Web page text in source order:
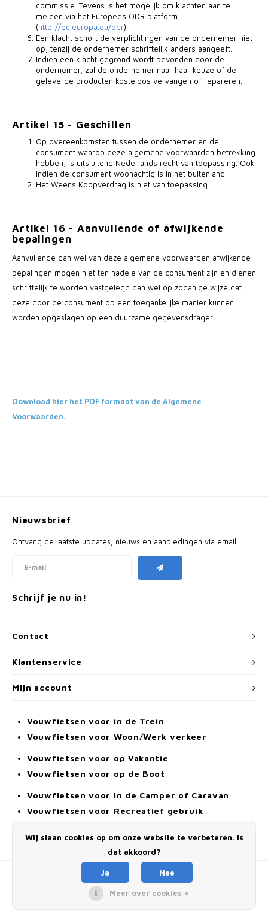
commissie. Tevens is het mogelijk om klachten aan te
melden via het Europees ODR platform
(http://ec.europa.eu/odr).
Een klacht schort de verplichtingen van de ondernemer niet
op, tenzij de ondernemer schriftelijk anders aangeeft.
Indien een klacht gegrond wordt bevonden door de
ondernemer, zal de ondernemer naar haar keuze of de
geleverde producten kosteloos vervangen of repareren.
Artikel 15 - Geschillen
Op overeenkomsten tussen de ondernemer en de
consument waarop deze algemene voorwaarden betrekking
hebben, is uitsluitend Nederlands recht van toepassing. Ook
indien de consument woonachtig is in het buitenland.
Het Weens Koopverdrag is niet van toepassing.
Artikel 16 - Aanvullende of afwijkende
bepalingen
Aanvullende dan wel van deze algemene voorwaarden afwijkende
bepalingen mogen niet ten nadele van de consument zijn en dienen
schriftelijk te worden vastgelegd dan wel op zodanige wijze dat
deze door de consument op een toegankelijke manier kunnen
worden opgeslagen op een duurzame gegevensdrager.
Download hier het PDF formaat van de Algemene
Voorwaarden.
Contact
Nieuwsbrief
Ontvang de laatste updates, nieuws en aanbiedingen via email
Schrijf je nu in!
Klantenservice
Mijn account
Vouwfietsen voor in de Trein
Vouwfietsen voor Woon/Werk verkeer
Vouwfietsen voor op Vakantie
Vouwfietsen voor op de Boot
Vouwfietsen voor in de Camper of Caravan
Vouwfietsen voor Recreatief gebruik
© Copyright 2026 Dahon-Vouwfietsen.nl - Powered by Lightspeed
Wij slaan cookies op om onze website te verbeteren. Is
dat akkoord?
Ja Nee
Meer over cookies »